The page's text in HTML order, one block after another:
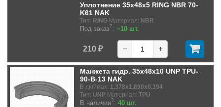
Уплотнение 35x48x5 RING NBR 70-
K61 NAK
Тип: RING Материал: NBR
Под заказ?: ~10 шт.
210 ₽ − +
Манжета гидр. 35x48x10 UNP TPU-
90-B-13 NAK
В дюймах: 1.378x1.890x0.394
Тип: UNP Материал: TPU
В наличии?: 40 шт.